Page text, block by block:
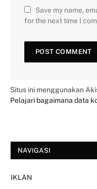
Save my name,
for the next time I
Situs ini menggunakan
Pelajari bagaimana data
NAVIGASI
IKLAN